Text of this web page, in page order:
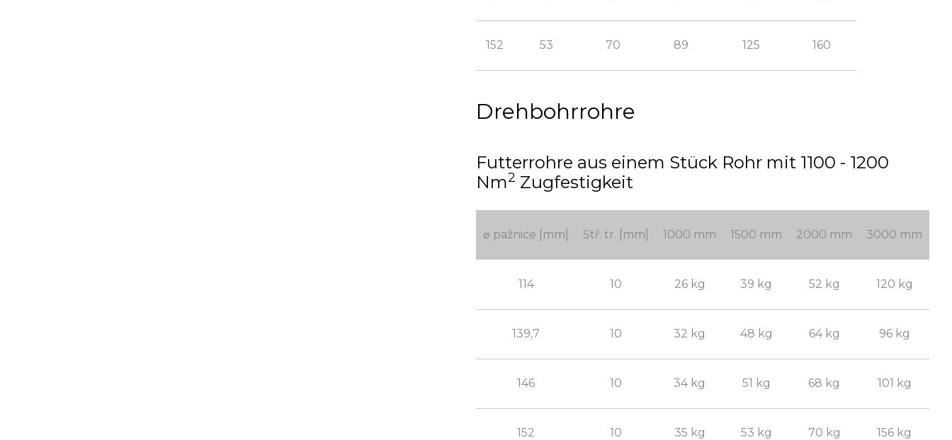
152 53 70 89 125 160
Drehbohrrohre
Futterrohre aus einem Stück Rohr mit 1100 - 1200
Nm2 Zugfestigkeit
⌀ pažnice [mm] Stř. tr. [mm] 1000 mm 1500 mm 2000 mm 3000 mm
114 10 26 kg 39 kg 52 kg 120 kg
139,7 10 32 kg 48 kg 64 kg 96 kg
146 10 34 kg 51 kg 68 kg 101 kg
152 10 35 kg 53 kg 70 kg 156 kg